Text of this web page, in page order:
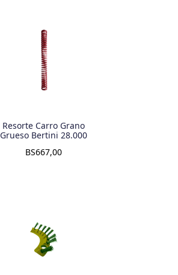
Resorte Carro Grano
Grueso Bertini 28.000
BS667,00